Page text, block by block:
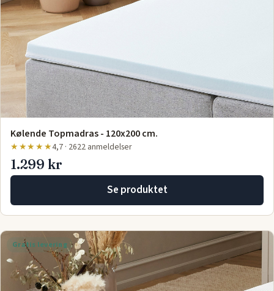
Kølende Topmadras - 120x200 cm.
★★★★★4,7 · 2622 anmeldelser
1.299 kr
Se produktet
Gratis levering